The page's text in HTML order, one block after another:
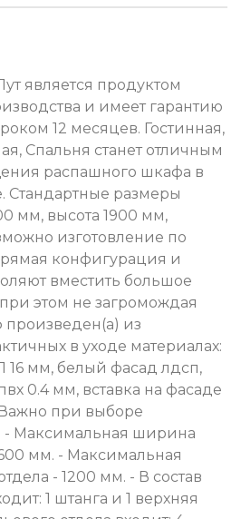
является продуктом
и имеет гарантию
12 месяцев. Гостинная,
Спальня станет отличным
распашного шкафа в
Стандартные размеры
мм, высота 1900 мм,
изготовление по
конфигурация и
вместить большое
этом не загромождая
произведен(а) из
в уходе материалах:
мм, белый фасад лдсп,
0.4 мм, вставка на фасаде
Важно при выборе
- Максимальная ширина
мм. - Максимальная
- 1200 мм. - В состав
1 штанга и 1 верхняя